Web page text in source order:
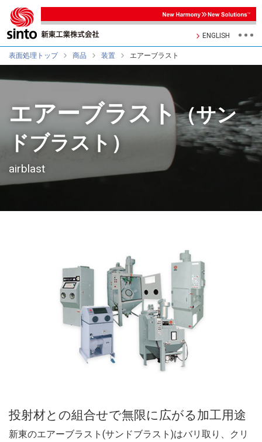
ENGLISH
表面処理トップ 商品 装置 エアーブラスト
エアーブラスト（サン
ドブラスト）
airblast
投射材との組合せで無限に広がる加工用途
新東のエアーブラスト(サンドブラスト)はバリ取り、クリ